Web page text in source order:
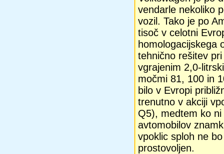
vendarle nekoliko
vozil. Tako je po
tisoč v celotni
homologacijskega
tehnično rešitev
vgrajenim 2,0-
močmi 81, 100 in
bilo v Evropi
trenutno v akciji
Q5), medtem ko
avtomobilov
vpoklic sploh ne
prostovoljen.